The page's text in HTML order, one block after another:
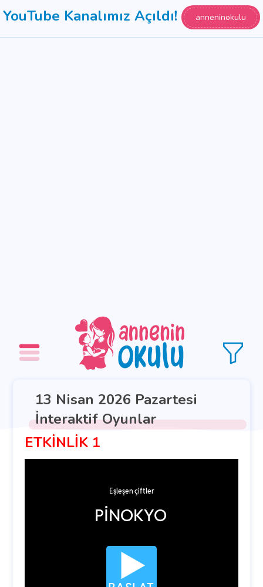
YouTube Kanalımız Açıldı! anneninokulu
13 Nisan 2026 Pazartesi
İnteraktif Oyunlar
ETKİNLİK 1